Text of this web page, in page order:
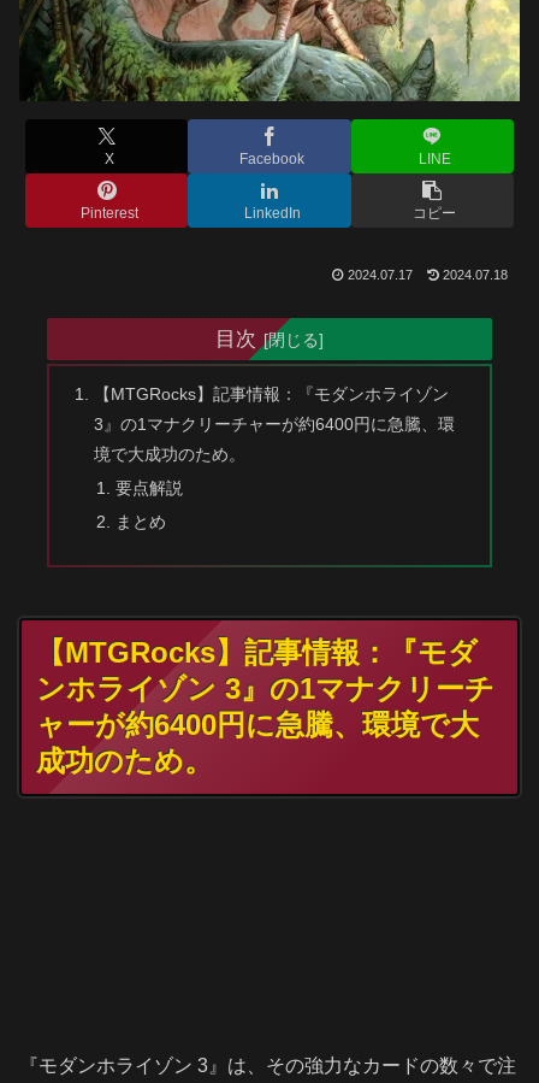
X Facebook LINE
Pinterest LinkedIn コピー
2024.07.17 2024.07.18
目次
【MTGRocks】記事情報：『モダンホライゾン
3』の1マナクリーチャーが約6400円に急騰、環
境で大成功のため。
要点解説
まとめ
【MTGRocks】記事情報：『モダ
ンホライゾン 3』の1マナクリーチ
ャーが約6400円に急騰、環境で大
成功のため。
『モダンホライゾン 3』は、その強力なカードの数々で注